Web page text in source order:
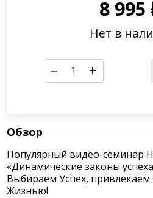
8 995
Нет в
– +
Обзор
Популярный видео-семинар
«Динамические законы
Выбираем Успех, привлекаем
Жизнью!